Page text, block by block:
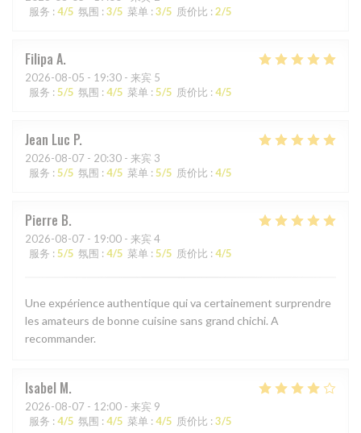
服务 : 4/5 氛围 : 3/5 菜单 : 3/5 质价比 : 2/5
Filipa A
2026-08-05 - 19:30 - 来宾 5
服务 : 5/5 氛围 : 4/5 菜单 : 5/5 质价比 : 4/5
Jean Luc P
2026-08-07 - 20:30 - 来宾 3
服务 : 5/5 氛围 : 4/5 菜单 : 5/5 质价比 : 4/5
Pierre B
2026-08-07 - 19:00 - 来宾 4
服务 : 5/5 氛围 : 4/5 菜单 : 5/5 质价比 : 4/5
Une expérience authentique qui va certainement surprendre
les amateurs de bonne cuisine sans grand chichi. A
recommander.
Isabel M
2026-08-07 - 12:00 - 来宾 9
服务 : 4/5 氛围 : 4/5 菜单 : 4/5 质价比 : 3/5